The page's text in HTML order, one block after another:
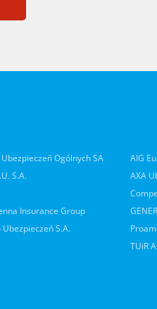
Ogólnych SA
S.A.
Insurance Group
S.A.
AIG
AXA
TUiR